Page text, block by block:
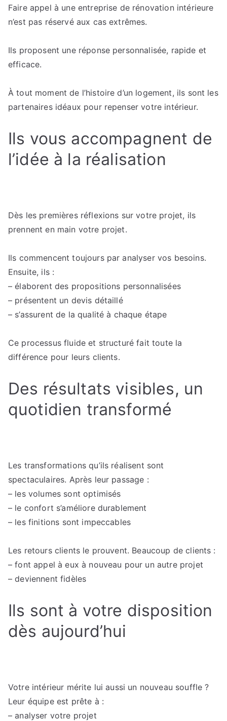
Faire appel à une entreprise de rénovation intérieure
n’est pas réservé aux cas extrêmes.
Ils proposent une réponse personnalisée, rapide et
efficace.
À tout moment de l’histoire d’un logement, ils sont les
partenaires idéaux pour repenser votre intérieur.
Ils vous accompagnent de
l’idée à la réalisation
Dès les premières réflexions sur votre projet, ils
prennent en main votre projet.
Ils commencent toujours par analyser vos besoins.
Ensuite, ils :
– élaborent des propositions personnalisées
– présentent un devis détaillé
– s’assurent de la qualité à chaque étape
Ce processus fluide et structuré fait toute la
différence pour leurs clients.
Des résultats visibles, un
quotidien transformé
Les transformations qu’ils réalisent sont
spectaculaires. Après leur passage :
– les volumes sont optimisés
– le confort s’améliore durablement
– les finitions sont impeccables
Les retours clients le prouvent. Beaucoup de clients :
– font appel à eux à nouveau pour un autre projet
– deviennent fidèles
Ils sont à votre disposition
dès aujourd’hui
Votre intérieur mérite lui aussi un nouveau souffle ?
Leur équipe est prête à :
– analyser votre projet